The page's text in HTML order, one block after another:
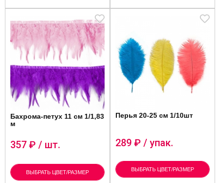
Бахрома-петух 11 см 1/1,83
м
357 ₽ / шт.
ВЫБРАТЬ ЦВЕТ/РАЗМЕР
Перья 20-25 см 1/10шт
289 ₽ / упак.
ВЫБРАТЬ ЦВЕТ/РАЗМЕР